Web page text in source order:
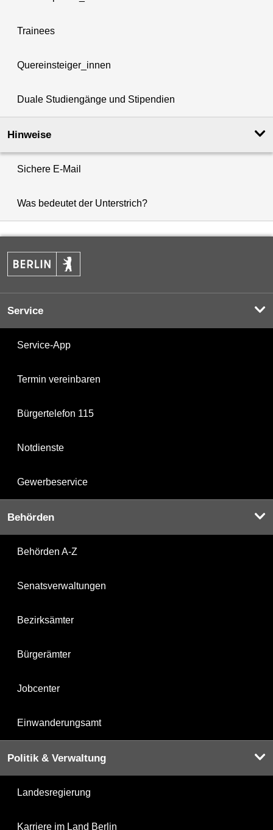
Trainees
Quereinsteiger_innen
Duale Studiengänge und Stipendien
Hinweise
Sichere E-Mail
Was bedeutet der Unterstrich?
Service
Service-App
Termin vereinbaren
Bürgertelefon 115
Notdienste
Gewerbeservice
Behörden
Behörden A-Z
Senatsverwaltungen
Bezirksämter
Bürgerämter
Jobcenter
Einwanderungsamt
Politik & Verwaltung
Landesregierung
Karriere im Land Berlin